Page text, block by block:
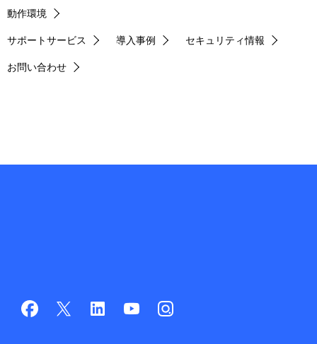
動作環境
サポートサービス 導入事例 セキュリティ情報
お問い合わせ